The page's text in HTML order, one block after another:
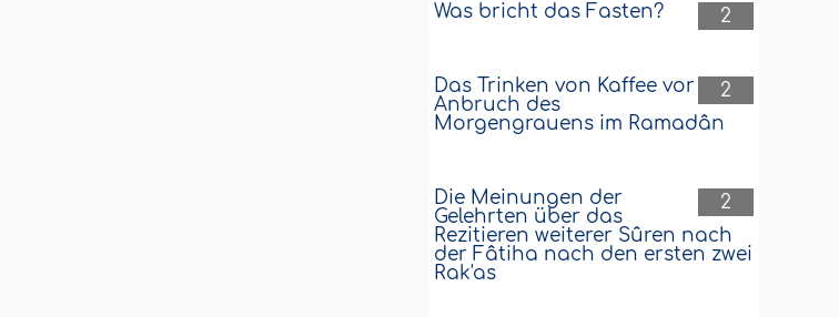
2
Was bricht das Fasten?
2
Das Trinken von Kaffee vor
Anbruch des
Morgengrauens im Ramadân
2
Die Meinungen der
Gelehrten über das
Rezitieren weiterer Sûren nach
der Fâtiha nach den ersten zwei
Rak'as